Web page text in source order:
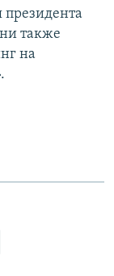
также
на